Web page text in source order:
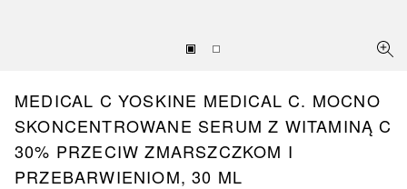
MEDICAL C YOSKINE MEDICAL C. MOCNO
SKONCENTROWANE SERUM Z WITAMINĄ C
30% PRZECIW ZMARSZCZKOM I
PRZEBARWIENIOM, 30 ML